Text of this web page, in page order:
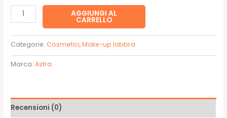
GLOSS
PLUMP
&
SHINELip
04
-
AGGIUNGI AL
CARRELLO
Categorie:Cosmetici,Make-up labbra
Marca:Astra
Recensioni (0)